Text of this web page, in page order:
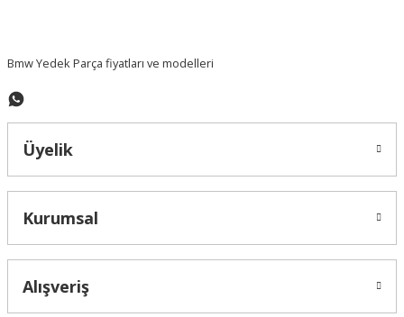
Bmw Yedek Parça fiyatları ve modelleri
Üyelik
Kurumsal
Alışveriş